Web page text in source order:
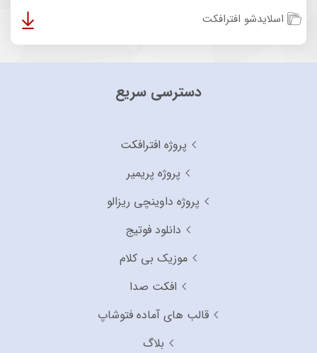
اسلایدشو افترافکت
دسترسی سریع
پروژه افترافکت
پروژه پریمیر
پروژه داوینچی ریزالو
دانلود فوتیج
موزیک بی کلام
افکت صدا
قالب های آماده فتوشاپ
بلاگ